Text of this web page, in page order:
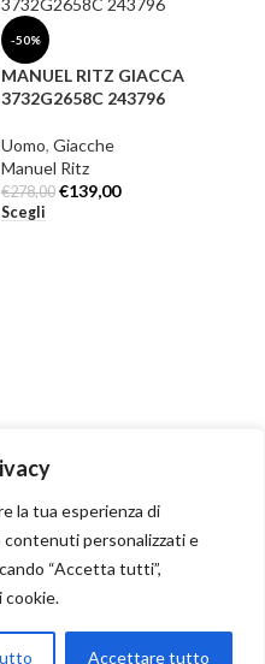
la tua esperienza di
personalizzati e
“Accetta tutti”,
cookie.
Accettare tutto
-50%
MANUEL RITZ GIACCA
3732G2658C 243796
Uomo, Giacche
Manuel Ritz
€278,00 €139,00
Scegli
Cookie Policy-Reso e restituzioni
-Contatti
– 98076 Sant’Agata Militello (ME) –